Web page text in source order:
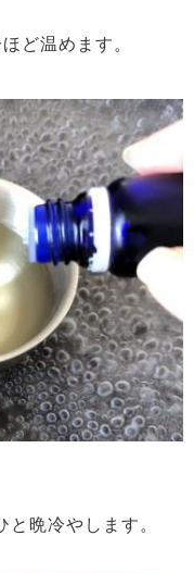
ど温めます。
晩冷やします。